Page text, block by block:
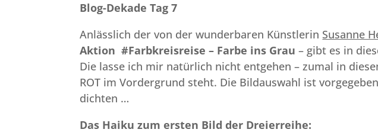
Blog-Dekade Tag 7
Anlässlich der von der wunderbaren Künstlerin Susanne
Aktion #Farbkreisreise – Farbe ins Grau – gibt es in
Die lasse ich mir natürlich nicht entgehen – zumal in
ROT im Vordergrund steht. Die Bildauswahl ist
dichten …
Das Haiku zum ersten Bild der Dreierreihe: